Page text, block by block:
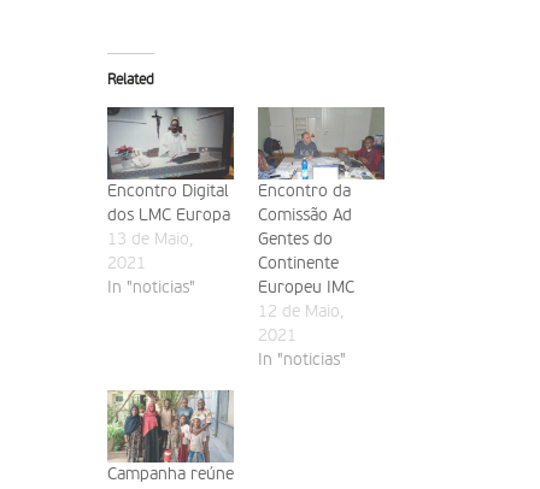
Related
Encontro Digital
dos LMC Europa
13 de Maio,
2021
In "noticias"
Encontro da
Comissão Ad
Gentes do
Continente
Europeu IMC
12 de Maio,
2021
In "noticias"
Campanha reúne